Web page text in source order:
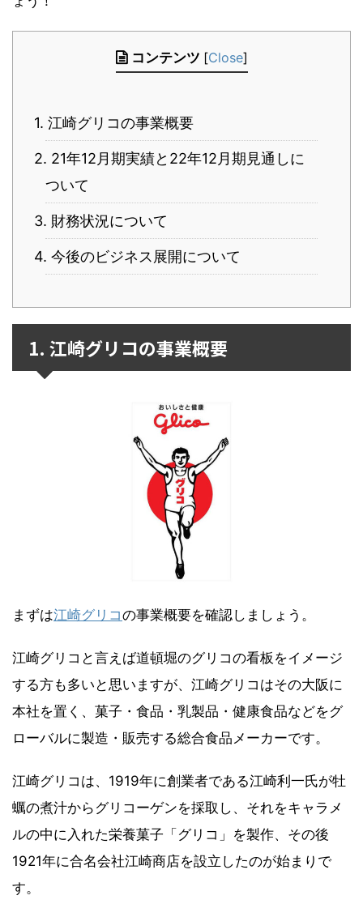
コンテンツ [Close]
1. 江崎グリコの事業概要
2. 21年12月期実績と22年12月期見通しに
ついて
3. 財務状況について
4. 今後のビジネス展開について
1. 江崎グリコの事業概要
まずは江崎グリコの事業概要を確認しましょう。
江崎グリコと言えば道頓堀のグリコの看板をイメージ
する方も多いと思いますが、江崎グリコはその大阪に
本社を置く、菓子・食品・乳製品・健康食品などをグ
ローバルに製造・販売する総合食品メーカーです。
江崎グリコは、1919年に創業者である江崎利一氏が牡
蠣の煮汁からグリコーゲンを採取し、それをキャラメ
ルの中に入れた栄養菓子「グリコ」を製作、その後
1921年に合名会社江崎商店を設立したのが始まりで
す。